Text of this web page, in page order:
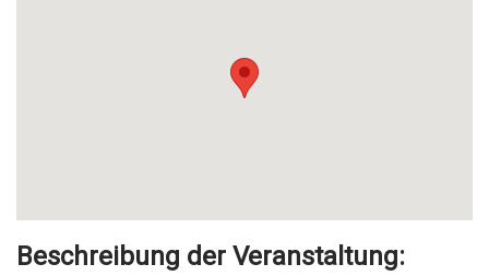
Beschreibung der Veranstaltung: